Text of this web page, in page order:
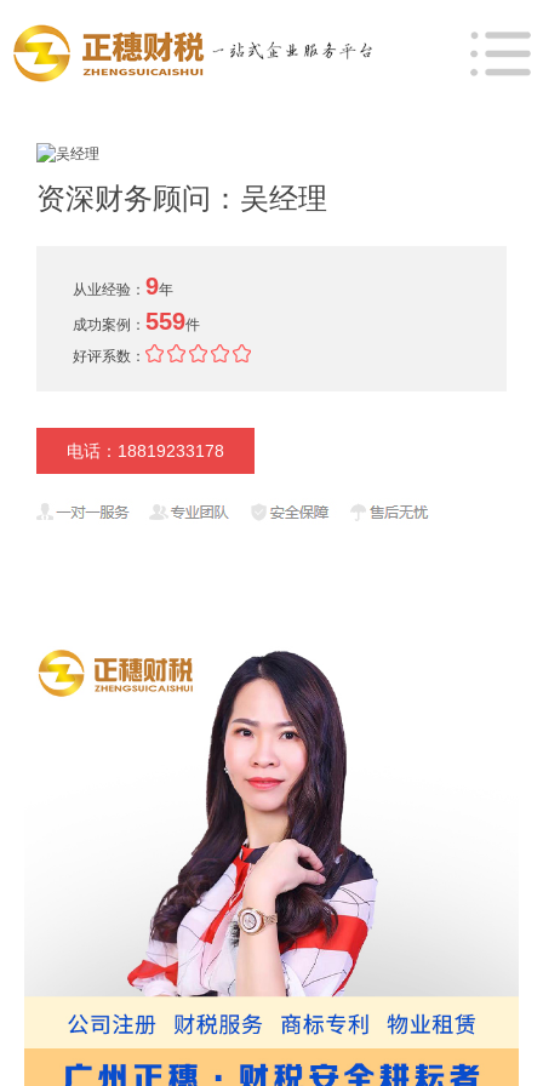
资深财务顾问：吴经理
从业经验： 9年
成功案例： 559件
好评系数：
电话：18819233178